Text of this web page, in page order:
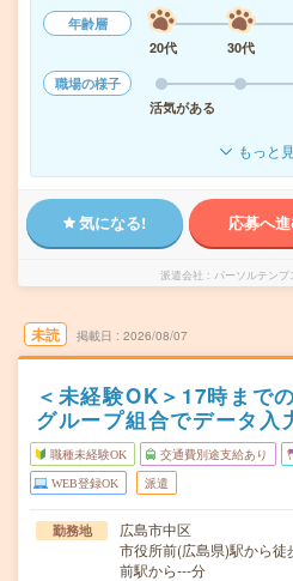
年齢層
20代
30代
職場の様子
活気がある
もっと
気になる! 応募へ
派遣会社 パーソルテンプ
未読 掲載日 2026/08/07
＜未経験OK＞17時まで
グループ組合でデータ入
職種未経験OK 交通費別途支給あり
WEB登録OK 派遣
勤務地
広島市中区
市役所前(広島県)駅から
前駅から---分